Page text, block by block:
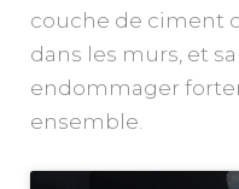
couche de ciment
dans les murs, et
endommager
ensemble.